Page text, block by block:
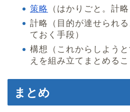
策略
（はかりごと。計略
計略（目的が達せられ
ておく手段）
構想（これからしよう
えを組み立てまとめるこ
まとめ